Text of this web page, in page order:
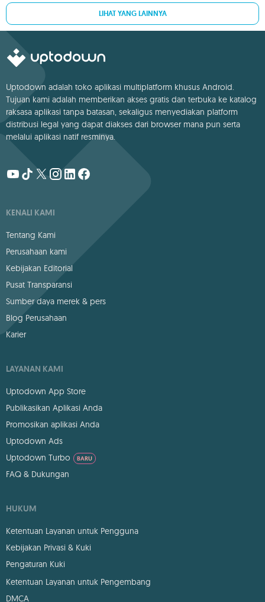
LIHAT YANG LAINNYA
Uptodown adalah toko aplikasi multiplatform khusus Android.
Tujuan kami adalah memberikan akses gratis dan terbuka ke katalog
raksasa aplikasi tanpa batasan, sekaligus menyediakan platform
distribusi legal yang dapat diakses dari browser mana pun serta
melalui aplikasi natif resminya.
KENALI KAMI
Tentang Kami
Perusahaan kami
Kebijakan Editorial
Pusat Transparansi
Sumber daya merek & pers
Blog Perusahaan
Karier
LAYANAN KAMI
Uptodown App Store
Publikasikan Aplikasi Anda
Promosikan aplikasi Anda
Uptodown Ads
Uptodown Turbo
BARU
FAQ & Dukungan
HUKUM
Ketentuan Layanan untuk Pengguna
Kebijakan Privasi & Kuki
Pengaturan Kuki
Ketentuan Layanan untuk Pengembang
DMCA